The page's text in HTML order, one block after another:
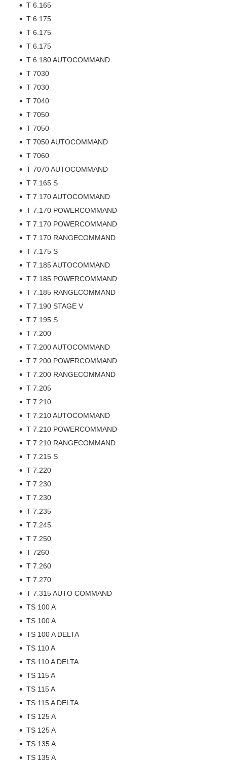
T 6.165
T 6.175
T 6.175
T 6.175
T 6.180 AUTOCOMMAND
T 7030
T 7030
T 7040
T 7050
T 7050
T 7050 AUTOCOMMAND
T 7060
T 7070 AUTOCOMMAND
T 7.165 S
T 7.170 AUTOCOMMAND
T 7.170 POWERCOMMAND
T 7.170 POWERCOMMAND
T 7.170 RANGECOMMAND
T 7.175 S
T 7.185 AUTOCOMMAND
T 7.185 POWERCOMMAND
T 7.185 RANGECOMMAND
T 7.190 STAGE V
T 7.195 S
T 7.200
T 7.200 AUTOCOMMAND
T 7.200 POWERCOMMAND
T 7.200 RANGECOMMAND
T 7.205
T 7.210
T 7.210 AUTOCOMMAND
T 7.210 POWERCOMMAND
T 7.210 RANGECOMMAND
T 7.215 S
T 7.220
T 7.230
T 7.230
T 7.235
T 7.245
T 7.250
T 7260
T 7.260
T 7.270
T 7.315 AUTO COMMAND
TS 100 A
TS 100 A
TS 100 A DELTA
TS 110 A
TS 110 A DELTA
TS 115 A
TS 115 A
TS 115 A DELTA
TS 125 A
TS 125 A
TS 135 A
TS 135 A